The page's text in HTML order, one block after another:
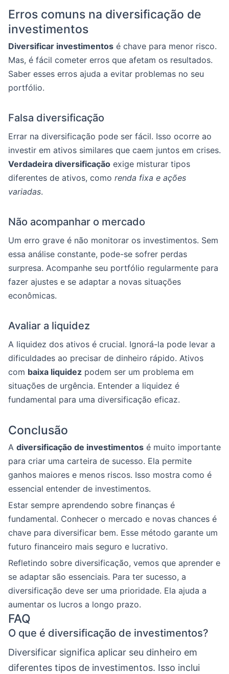
Erros comuns na diversificação de
investimentos
Diversificar investimentos é chave para menor risco.
Mas, é fácil cometer erros que afetam os resultados.
Saber esses erros ajuda a evitar problemas no seu
portfólio.
Falsa diversificação
Errar na diversificação pode ser fácil. Isso ocorre ao
investir em ativos similares que caem juntos em crises.
Verdadeira diversificação exige misturar tipos
diferentes de ativos, como renda fixa e ações
variadas.
Não acompanhar o mercado
Um erro grave é não monitorar os investimentos. Sem
essa análise constante, pode-se sofrer perdas
surpresa. Acompanhe seu portfólio regularmente para
fazer ajustes e se adaptar a novas situações
econômicas.
Avaliar a liquidez
A liquidez dos ativos é crucial. Ignorá-la pode levar a
dificuldades ao precisar de dinheiro rápido. Ativos
com baixa liquidez podem ser um problema em
situações de urgência. Entender a liquidez é
fundamental para uma diversificação eficaz.
Conclusão
A diversificação de investimentos é muito importante
para criar uma carteira de sucesso. Ela permite
ganhos maiores e menos riscos. Isso mostra como é
essencial entender de investimentos.
Estar sempre aprendendo sobre finanças é
fundamental. Conhecer o mercado e novas chances é
chave para diversificar bem. Esse método garante um
futuro financeiro mais seguro e lucrativo.
Refletindo sobre diversificação, vemos que aprender e
se adaptar são essenciais. Para ter sucesso, a
diversificação deve ser uma prioridade. Ela ajuda a
aumentar os lucros a longo prazo.
FAQ
O que é diversificação de investimentos?
Diversificar significa aplicar seu dinheiro em
diferentes tipos de investimentos. Isso inclui